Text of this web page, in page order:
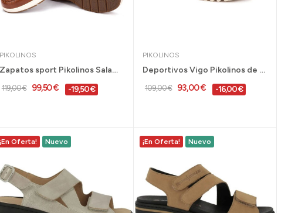
PIKOLINOS
Zapatos sport Pikolinos Salamanca con cierre...
119,00 € 99,50 € -19,50 €
PIKOLINOS
Deportivos Vigo Pikolinos de piel azul para...
109,00 € 93,00 € -16,00 €
¡En Oferta! Nuevo ¡En Oferta! Nuevo